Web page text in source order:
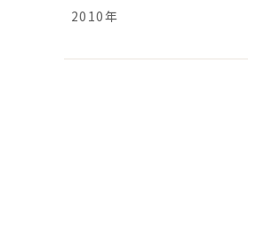
2010年